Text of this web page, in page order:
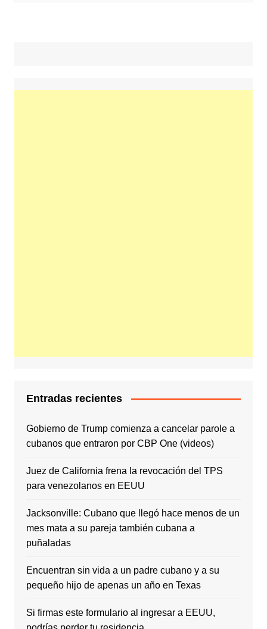
Entradas recientes
Gobierno de Trump comienza a cancelar parole a
cubanos que entraron por CBP One (videos)
Juez de California frena la revocación del TPS
para venezolanos en EEUU
Jacksonville: Cubano que llegó hace menos de un
mes mata a su pareja también cubana a
puñaladas
Encuentran sin vida a un padre cubano y a su
pequeño hijo de apenas un año en Texas
Si firmas este formulario al ingresar a EEUU,